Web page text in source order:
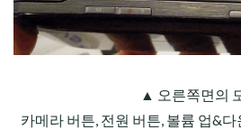
▲ 오른쪽면의
카메라 버튼, 전원 버튼, 볼륨 업&다